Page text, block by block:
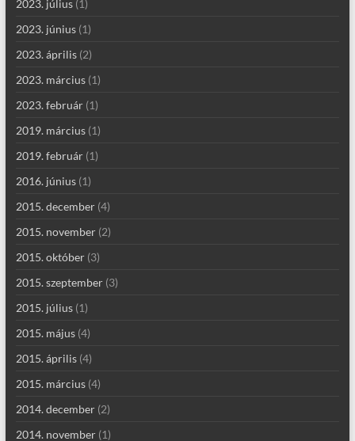
2023. július(1)
2023. június(1)
2023. április(2)
2023. március(1)
2023. február(1)
2019. március(1)
2019. február(1)
2016. június(1)
2015. december(4)
2015. november(2)
2015. október(3)
2015. szeptember(3)
2015. július(1)
2015. május(4)
2015. április(4)
2015. március(4)
2014. december(2)
2014. november(1)